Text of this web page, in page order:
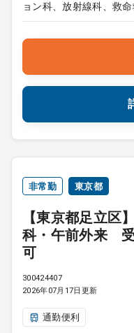
ョン科、放射線科、救
非常勤 東京都
【東京都足立
科・午前外来
可
300424407
2026年07月17日更新
通勤便利